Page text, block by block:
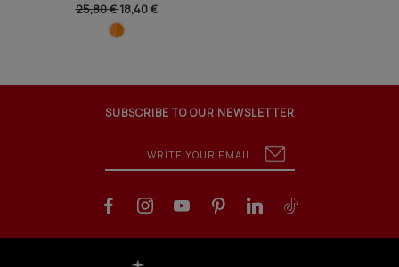
25,80 €18,40 €
SUBSCRIBE TO OUR NEWSLETTER